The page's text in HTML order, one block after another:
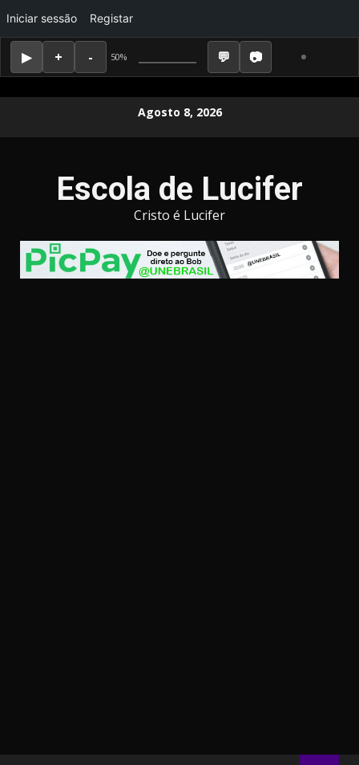
50%
Iniciar sessão Registar
Agosto 8, 2026
Escola de Lucifer
Cristo é Lucifer